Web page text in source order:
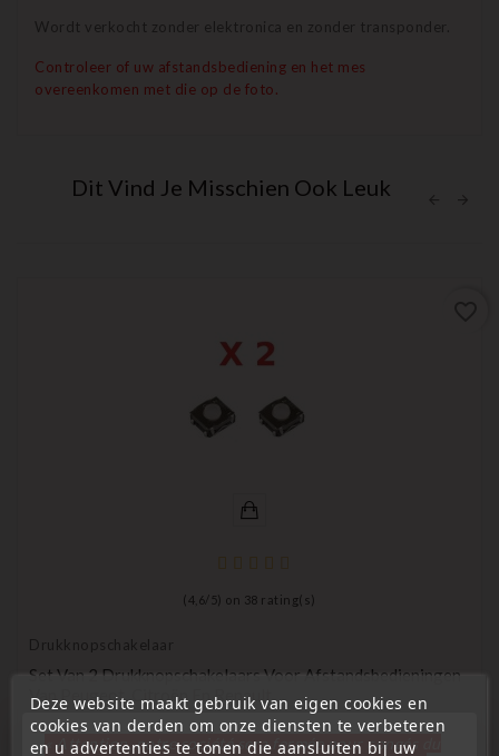
Wordt verkocht zonder elektronica en zonder transponder.
Controleer of uw afstandsbediening en het mes
overeenkomen met die op de foto.
Dit Vind Je Misschien Ook Leuk
( 4,6/ 5) on 38 rating(s)
Drukknopschakelaar
Set Van 2 Drukknopschakelaars Voor Afstandsbedieningen
Van Peugeot, Citroën En Renault
€ 1,98Prijs
Deze website maakt gebruik van eigen cookies en
cookies van derden om onze diensten te verbeteren
en u advertenties te tonen die aansluiten bij uw
« Attention, notre société sera fermée pour congés du